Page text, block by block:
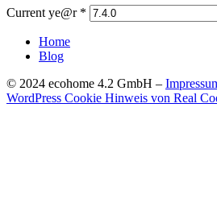
Current ye@r *
Home
Blog
© 2024 ecohome 4.2 GmbH –
WordPress Cookie Hinweis von Real